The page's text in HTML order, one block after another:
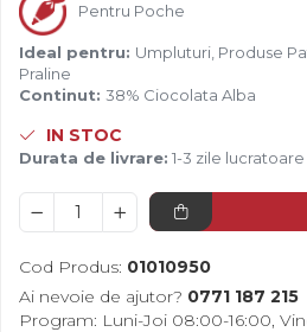
Spray Antilipire Tavi
Diverse
Pentru Poche
Ideal pentru: Umpluturi, Produse
Praline
Continut: 38% Ciocolata Alba
IN STOC
Durata de livrare: 1-3 zile lucratoare
Cod Produs: 01010950
Ai nevoie de ajutor? 0771 187 215
Program: Luni-Joi 08:00-16:00,